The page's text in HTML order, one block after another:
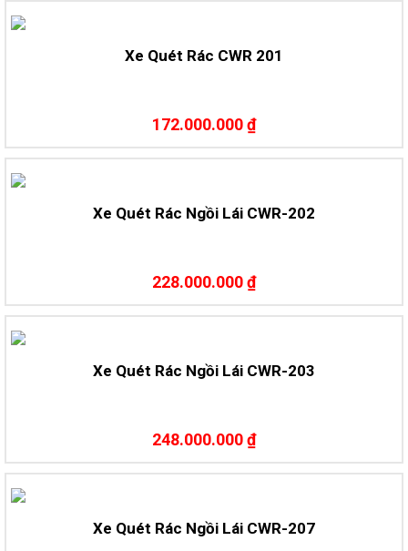
Xe Quét Rác CWR 201
172.000.000 ₫
Xe Quét Rác Ngồi Lái CWR-202
228.000.000 ₫
Xe Quét Rác Ngồi Lái CWR-203
248.000.000 ₫
Xe Quét Rác Ngồi Lái CWR-207